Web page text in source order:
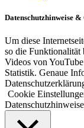
Datenschutzhinweise
Um diese
so die Funktionalität
Videos von
Statistik. Genaue
Cookie